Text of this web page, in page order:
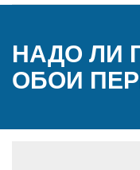
НАДО ЛИ
ОБОИ